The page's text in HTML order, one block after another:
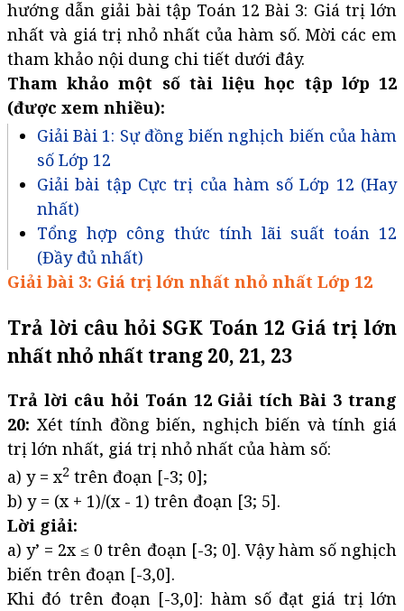
hướng dẫn giải bài tập Toán 12 Bài 3: Giá trị lớn
nhất và giá trị nhỏ nhất của hàm số. Mời các em
tham khảo nội dung chi tiết dưới đây.
Tham khảo một số tài liệu học tập lớp 12
(được xem nhiều):
Giải Bài 1: Sự đồng biến nghịch biến của hàm
số Lớp 12
Giải bài tập Cực trị của hàm số Lớp 12 (Hay
nhất)
Tổng hợp công thức tính lãi suất toán 12
(Đầy đủ nhất)
Giải bài 3: Giá trị lớn nhất nhỏ nhất Lớp 12
Trả lời câu hỏi SGK Toán 12 Giá trị lớn
nhất nhỏ nhất trang 20, 21, 23
Trả lời câu hỏi Toán 12 Giải tích Bài 3 trang
20: Xét tính đồng biến, nghịch biến và tính giá
trị lớn nhất, giá trị nhỏ nhất của hàm số:
a) y = x2 trên đoạn [-3; 0];
b) y = (x + 1)/(x - 1) trên đoạn [3; 5].
Lời giải:
a) y’ = 2x ≤ 0 trên đoạn [-3; 0]. Vậy hàm số nghịch
biến trên đoạn [-3,0].
Khi đó trên đoạn [-3,0]: hàm số đạt giá trị lớn